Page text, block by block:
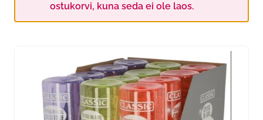
ostukorvi, kuna seda ei ole laos.